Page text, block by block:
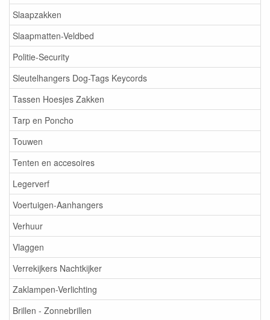
Slaapzakken
Slaapmatten-Veldbed
Politie-Security
Sleutelhangers Dog-Tags Keycords
Tassen Hoesjes Zakken
Tarp en Poncho
Touwen
Tenten en accesoires
Legerverf
Voertuigen-Aanhangers
Verhuur
Vlaggen
Verrekijkers Nachtkijker
Zaklampen-Verlichting
Brillen - Zonnebrillen